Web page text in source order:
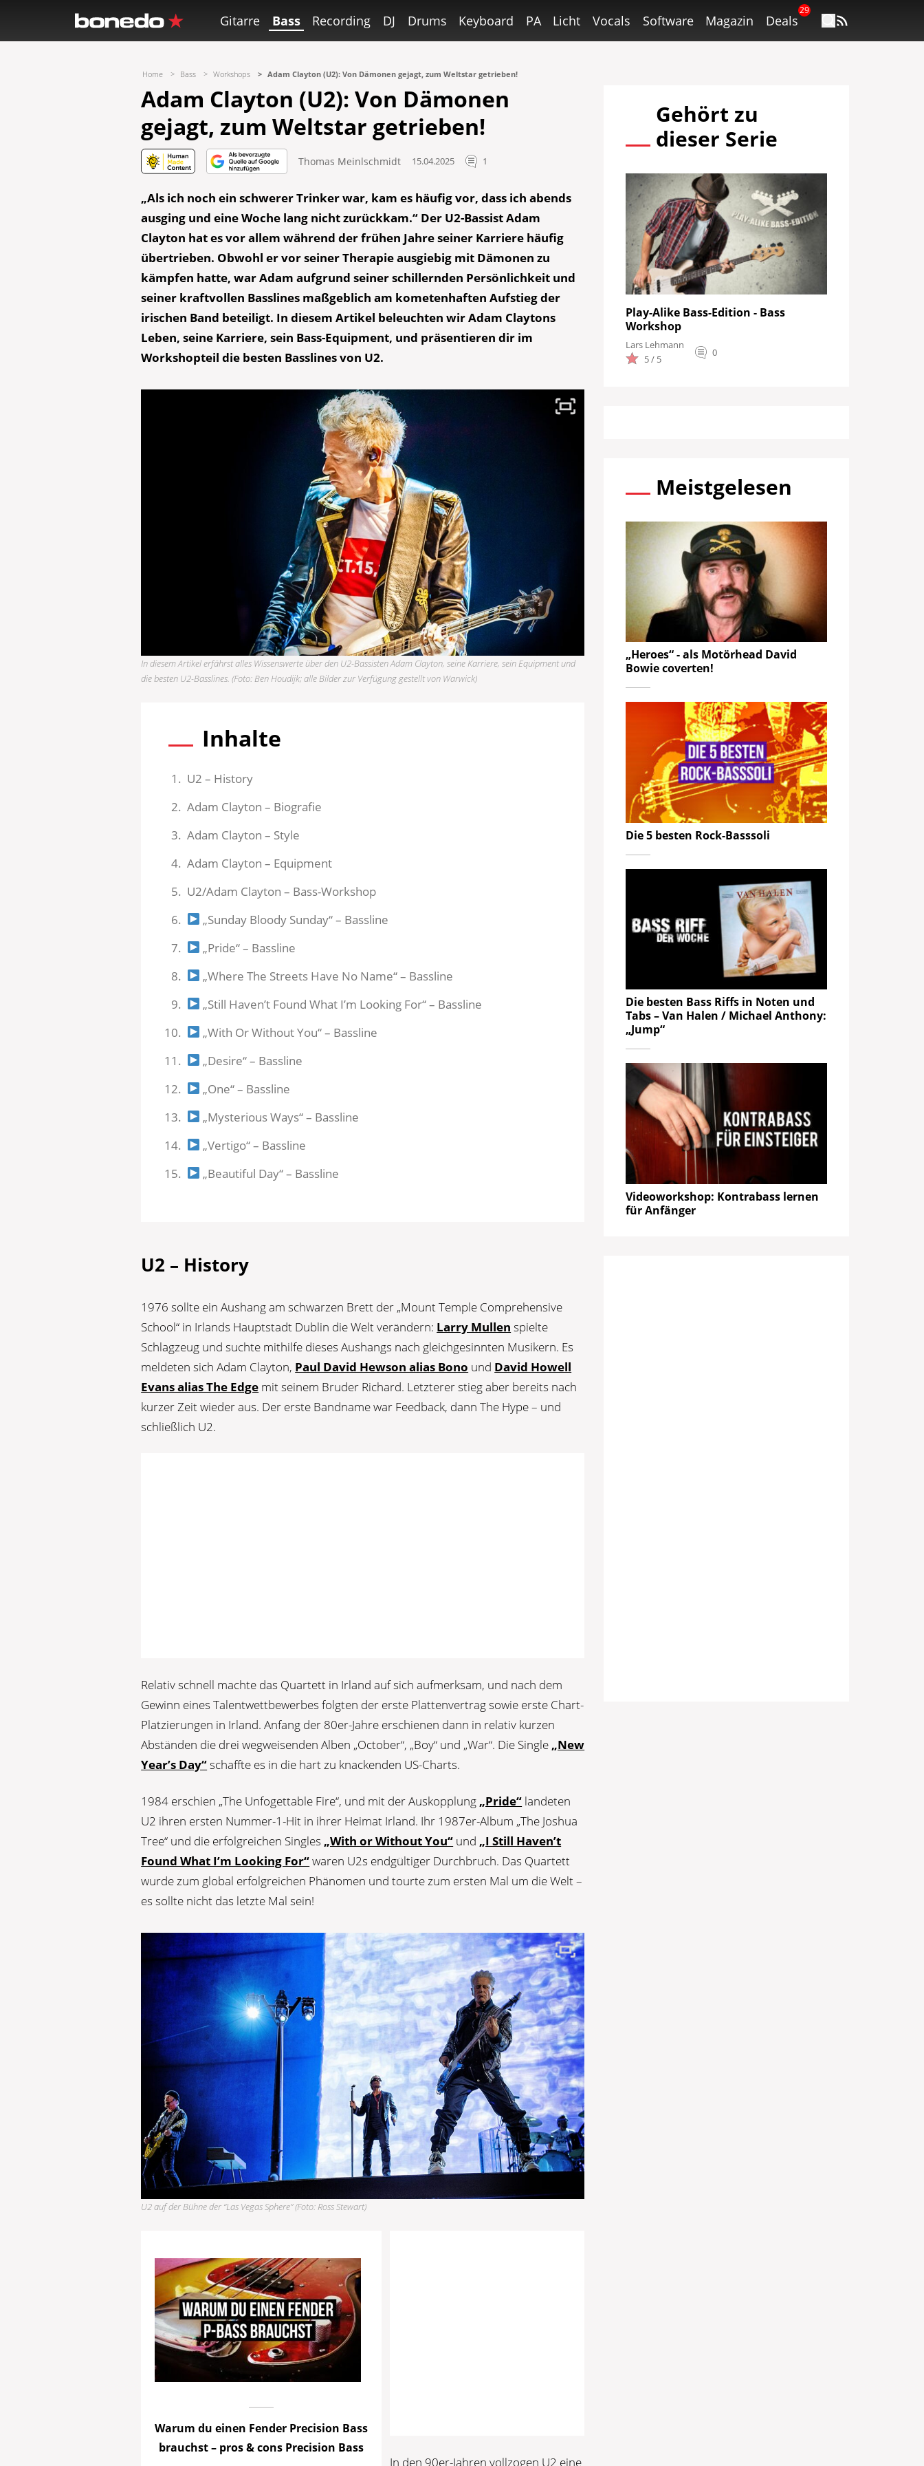
Gitarre Bass Recording DJ Drums Keyboard PA Licht Vocals Software Magazin Deals
29
Home Bass Workshops Adam Clayton (U2): Von Dämonen gejagt, zum Weltstar getrieben!
Adam Clayton (U2): Von Dämonen
gejagt, zum Weltstar getrieben!
Thomas Meinlschmidt 15.04.2025 1
„Als ich noch ein schwerer Trinker war, kam es häufig vor, dass ich abends
ausging und eine Woche lang nicht zurückkam.“ Der U2-Bassist Adam
Clayton hat es vor allem während der frühen Jahre seiner Karriere häufig
übertrieben. Obwohl er vor seiner Therapie ausgiebig mit Dämonen zu
kämpfen hatte, war Adam aufgrund seiner schillernden Persönlichkeit und
seiner kraftvollen Basslines maßgeblich am kometenhaften Aufstieg der
irischen Band beteiligt. In diesem Artikel beleuchten wir Adam Claytons
Leben, seine Karriere, sein Bass-Equipment, und präsentieren dir im
Workshopteil die besten Basslines von U2.
In diesem Artikel erfährst alles Wissenswerte über den U2-Bassisten Adam Clayton, seine Karriere, sein Equipment und
die besten U2-Basslines. (Foto: Ben Houdijk; alle Bilder zur Verfügung gestellt von Warwick)
Inhalte
U2 – History
Adam Clayton – Biografie
Adam Clayton – Style
Adam Clayton – Equipment
U2/Adam Clayton – Bass-Workshop
„Sunday Bloody Sunday“ – Bassline
„Pride“ – Bassline
„Where The Streets Have No Name“ – Bassline
„Still Haven’t Found What I’m Looking For“ – Bassline
„With Or Without You“ – Bassline
„Desire“ – Bassline
„One“ – Bassline
„Mysterious Ways“ – Bassline
„Vertigo“ – Bassline
„Beautiful Day“ – Bassline
U2 – History
1976 sollte ein Aushang am schwarzen Brett der „Mount Temple Comprehensive
School“ in Irlands Hauptstadt Dublin die Welt verändern: Larry Mullen spielte
Schlagzeug und suchte mithilfe dieses Aushangs nach gleichgesinnten Musikern. Es
meldeten sich Adam Clayton, Paul David Hewson alias Bono und David Howell
Evans alias The Edge mit seinem Bruder Richard. Letzterer stieg aber bereits nach
kurzer Zeit wieder aus. Der erste Bandname war Feedback, dann The Hype – und
schließlich U2.
Relativ schnell machte das Quartett in Irland auf sich aufmerksam, und nach dem
Gewinn eines Talentwettbewerbes folgten der erste Plattenvertrag sowie erste Chart-
Platzierungen in Irland. Anfang der 80er-Jahre erschienen dann in relativ kurzen
Abständen die drei wegweisenden Alben „October“, „Boy“ und „War“. Die Single „New
Year’s Day“schaffte es in die hart zu knackenden US-Charts.
1984 erschien „The Unfogettable Fire“, und mit der Auskopplung „Pride“ landeten
U2 ihren ersten Nummer-1-Hit in ihrer Heimat Irland. Ihr 1987er-Album „The Joshua
Tree“ und die erfolgreichen Singles „With or Without You“ und „I Still Haven’t
Found What I’m Looking For“waren U2s endgültiger Durchbruch. Das Quartett
wurde zum global erfolgreichen Phänomen und tourte zum ersten Mal um die Welt –
es sollte nicht das letzte Mal sein!
U2 auf der Bühne der “Las Vegas Sphere” (Foto: Ross Stewart)
Warum du einen Fender Precision Bass
brauchst – pros & cons Precision Bass
In den 90er-Jahren vollzogen U2 eine
Gehört zu
dieser Serie
Play-Alike Bass-Edition - Bass
Workshop
Lars Lehmann
5 / 5
0
Meistgelesen
„Heroes“ - als Motörhead David
Bowie coverten!
Die 5 besten Rock-Basssoli
Die besten Bass Riffs in Noten und
Tabs – Van Halen / Michael Anthony:
„Jump“
Videoworkshop: Kontrabass lernen
für Anfänger